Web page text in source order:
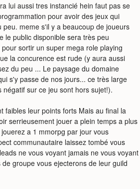
lui aussi tres instancié hein faut pas se
pour avoir des jeux qui
meme s'il y a beaucoup de joueurs
le public disponible sera très peu
sortir un super mega role playing
la concurence est rude (y aura aussi
du peu ... Le paysage du domaine
s'y passe de nos jours... ce très large
sur ce jeu sont hors sujet!).
faibles leur points forts Mais au final la
serrieusement jouer a plein temps a plus
a 1 mmorpg par jour vous
communautaire laissez tombé vous
ne vous voyant jamais ne vous voyant
groupe vous ejecterons de leur guild